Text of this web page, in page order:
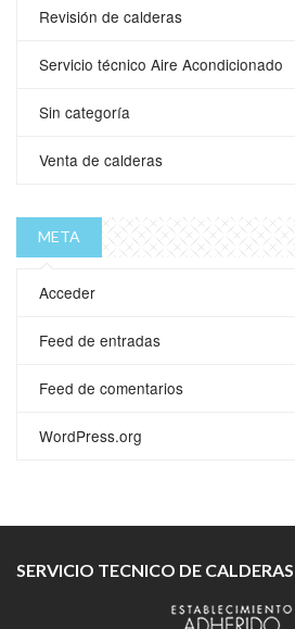
Revisión de calderas
Servicio técnico Aire Acondicionado
Sin categoría
Venta de calderas
META
Acceder
Feed de entradas
Feed de comentarios
WordPress.org
SERVICIO TECNICO DE